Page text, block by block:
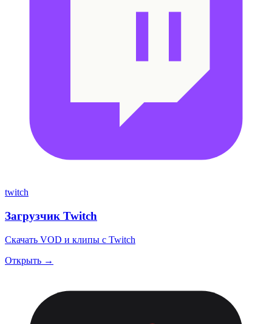
twitch
Загрузчик Twitch
Скачать VOD и клипы с Twitch
Открыть →